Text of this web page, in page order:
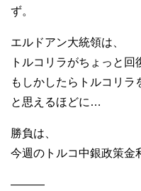
ず。
エルドアン大統領は、
トルコリラがちょっと回
もしかしたらトルコリ
と思えるほどに…
勝負は、
今週のトルコ中銀政策金
———